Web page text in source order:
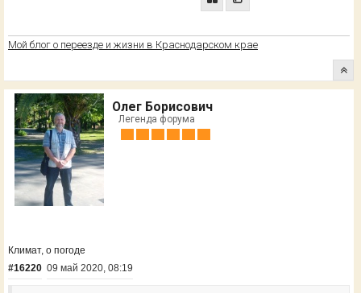
Мой блог о переезде и жизни в Краснодарском крае
Олег Борисович
Легенда форума
Климат, о погоде
#16220 09 май 2020, 08:19